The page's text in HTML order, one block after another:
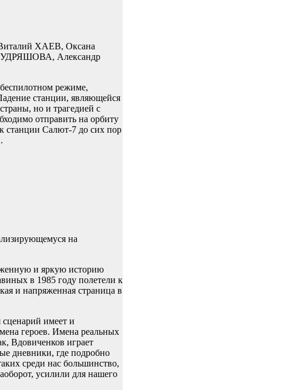
ХАЕВ, Оксана
Александр
режиме,
станции, являющейся
но и трагедией с
отправить на орбиту
станции Салют-7 до сих пор
на
и яркую историю
в 1985 году полетели к
и напряженная страница в
имеет и
героев. Имена реальных
Вдовиченков играет
дневники, где подробно
среди нас большинство,
усилили для нашего